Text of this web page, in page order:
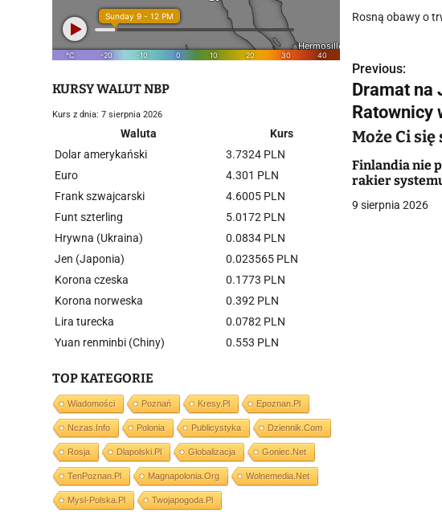
Rosną obawy o
N
a
w
i
g
Previous:
Dramat na
Ratownicy
Może Ci się
Finlandia nie
rakier
9 sierpnia 2026
KURSY WALUT NBP
Kurs z dnia: 7 sierpnia 2026
Waluta
Kurs
Dolar amerykański
3.7324 PLN
Euro
4.301 PLN
Frank szwajcarski
4.6005 PLN
Funt szterling
5.0172 PLN
Hrywna (Ukraina)
0.0834 PLN
Jen (Japonia)
0.023565 PLN
Korona czeska
0.1773 PLN
Korona norweska
0.392 PLN
Lira turecka
0.0782 PLN
Yuan renminbi (Chiny)
0.553 PLN
TOP KATEGORIE
Wiadomości Poznań Kresy.pl Epoznan.pl
Nczas.info Polonia Publicystyka Dziennik.com
Rosja Dlapolski.pl Globalizacja Goniec.net
TenPoznan.pl Magnapolonia.org Wolnemedia.net
Mysl-Polska.pl Twojapogoda.pl